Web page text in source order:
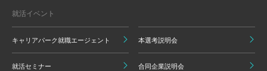
就活イベント
キャリアパーク就職エージェント 本選考説明会
就活セミナー 合同企業説明会